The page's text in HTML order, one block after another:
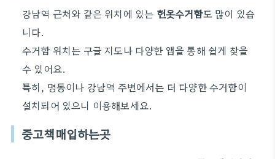
강남역 근처와 같은 위치에 있는 헌옷수거함도 많이 있습
니다.
수거함 위치는 구글 지도나 다양한 앱을 통해 쉽게 찾을
수 있어요.
특히, 명동이나 강남역 주변에서는 더 다양한 수거함이
설치되어 있으니 이용해보세요.
중고책매입하는곳